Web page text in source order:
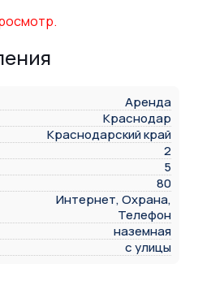
Аренда
Краснодар
Краснодарский край
2
5
80
Интернет, Охрана,
Телефон
наземная
с улицы